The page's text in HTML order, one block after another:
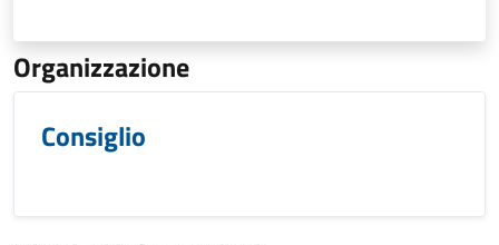
Organizzazione
Consiglio